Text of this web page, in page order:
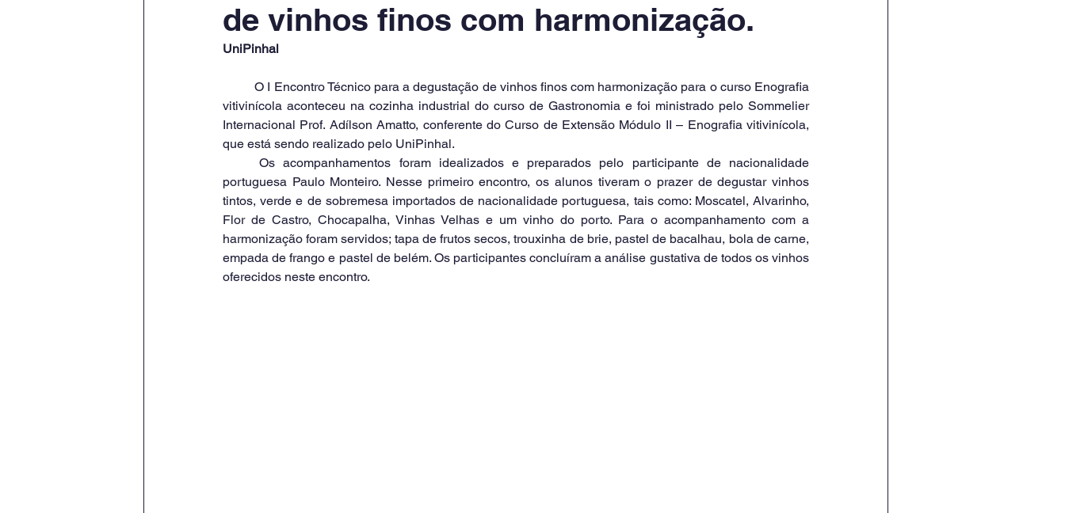
de vinhos finos com harmonização.
UniPinhal
	O I Encontro Técnico para a degustação de vinhos finos com harmonização para o curso Enografia
vitivinícola aconteceu na cozinha industrial do curso de Gastronomia e foi ministrado pelo Sommelier
Internacional Prof. Adílson Amatto, conferente do Curso de Extensão Módulo II – Enografia vitivinícola,
que está sendo realizado pelo UniPinhal.
	Os acompanhamentos foram idealizados e preparados pelo participante de nacionalidade
portuguesa Paulo Monteiro. Nesse primeiro encontro, os alunos tiveram o prazer de degustar vinhos
tintos, verde e de sobremesa importados de nacionalidade portuguesa, tais como: Moscatel, Alvarinho,
Flor de Castro, Chocapalha, Vinhas Velhas e um vinho do porto. Para o acompanhamento com a
harmonização foram servidos; tapa de frutos secos, trouxinha de brie, pastel de bacalhau, bola de carne,
empada de frango e pastel de belém. Os participantes concluíram a análise gustativa de todos os vinhos
oferecidos neste encontro.